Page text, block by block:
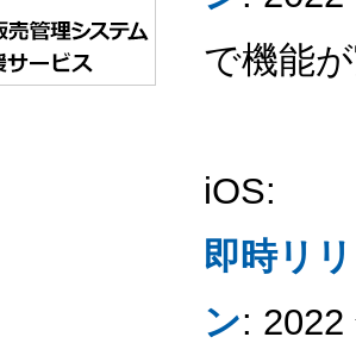
で機能
iOS:
即時リ
ン: